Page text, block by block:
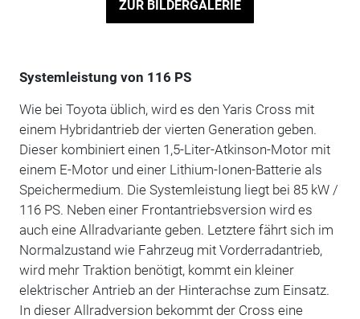
ZUR BILDERGALERIE
Systemleistung von 116 PS
Wie bei Toyota üblich, wird es den Yaris Cross mit
einem Hybridantrieb der vierten Generation geben.
Dieser kombiniert einen 1,5-Liter-Atkinson-Motor mit
einem E-Motor und einer Lithium-Ionen-Batterie als
Speichermedium. Die Systemleistung liegt bei 85 kW /
116 PS. Neben einer Frontantriebsversion wird es
auch eine Allradvariante geben. Letztere fährt sich im
Normalzustand wie Fahrzeug mit Vorderradantrieb,
wird mehr Traktion benötigt, kommt ein kleiner
elektrischer Antrieb an der Hinterachse zum Einsatz.
In dieser Allradversion bekommt der Cross eine